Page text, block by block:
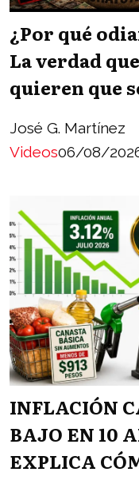
¿Por qué
La verdad
quieren que
José G. Martínez
Videos06/08/
INFLACIÓN
BAJO EN 10
EXPLICA